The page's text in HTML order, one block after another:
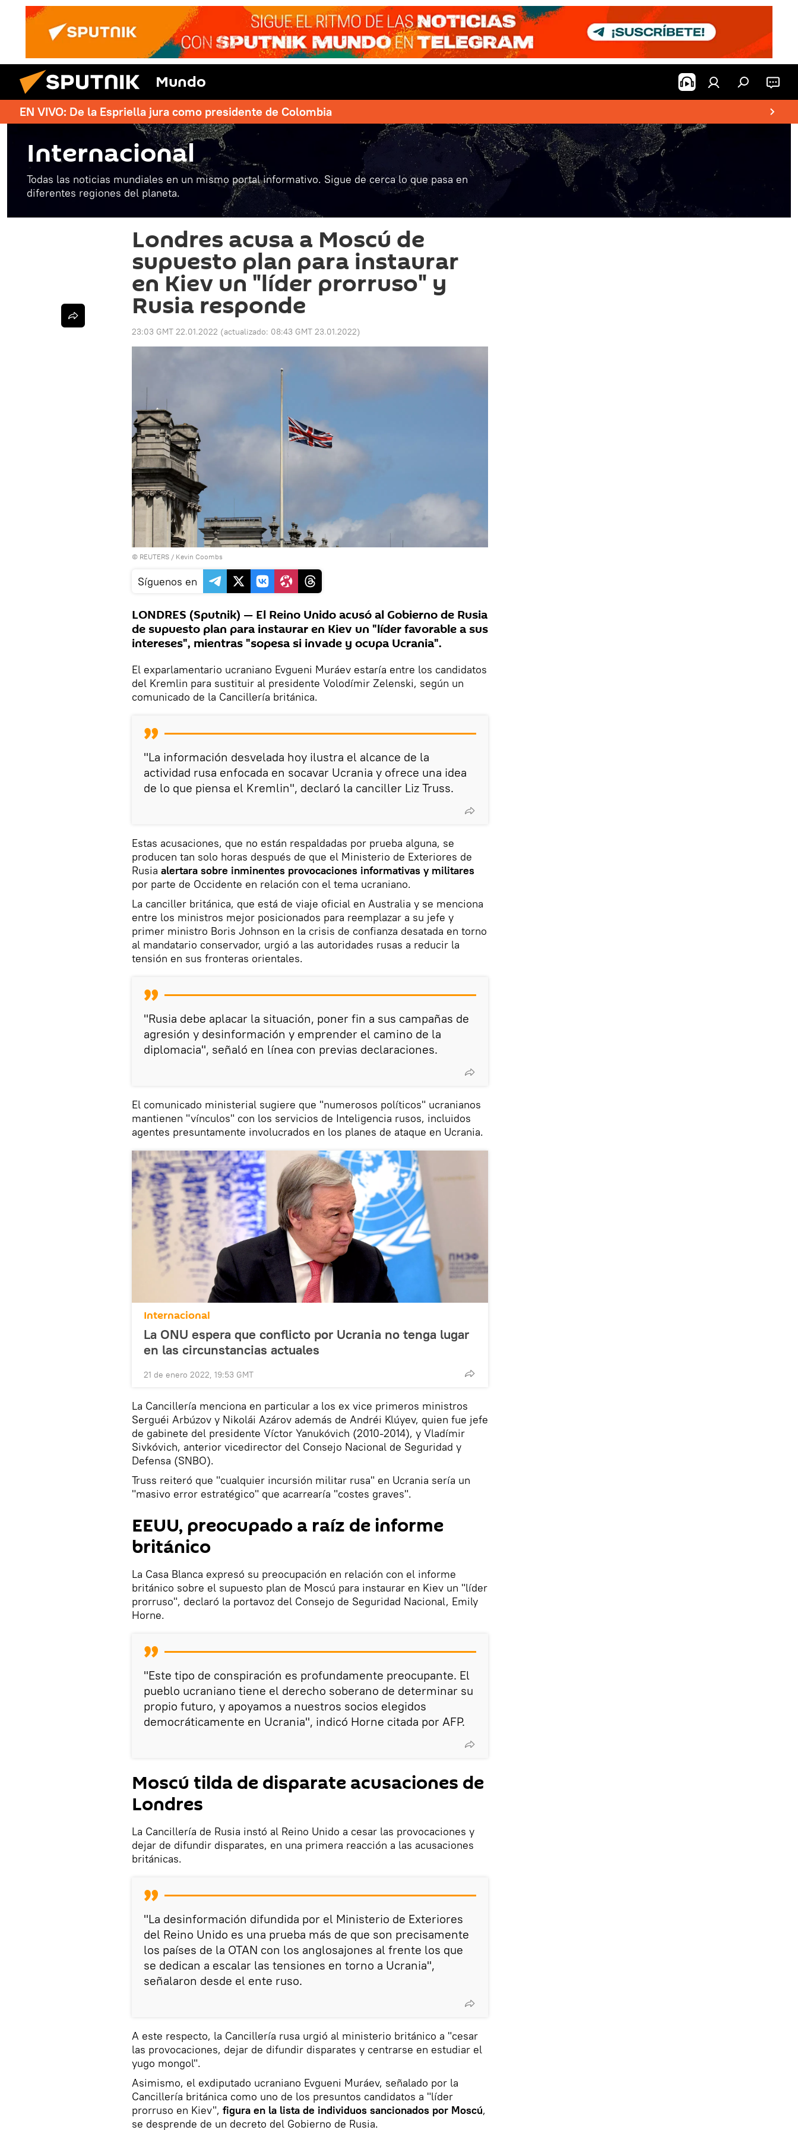
Mundo
EN VIVO: De la Espriella jura como presidente de Colombia
Internacional
Todas las noticias mundiales en un mismo portal informativo. Sigue de cerca lo que pasa en
diferentes regiones del planeta.
Londres acusa a Moscú de
supuesto plan para instaurar
en Kiev un "líder prorruso" y
Rusia responde
23:03 GMT 22.01.2022 (actualizado: 08:43 GMT 23.01.2022)
© REUTERS / Kevin Coombs
Síguenos en
LONDRES (Sputnik) — El Reino Unido acusó al Gobierno de Rusia
de supuesto plan para instaurar en Kiev un "líder favorable a sus
intereses", mientras "sopesa si invade y ocupa Ucrania".
El exparlamentario ucraniano Evgueni Muráev estaría entre los candidatos
del Kremlin para sustituir al presidente Volodímir Zelenski, según un
comunicado de la Cancillería británica.
"La información desvelada hoy ilustra el alcance de la
actividad rusa enfocada en socavar Ucrania y ofrece una idea
de lo que piensa el Kremlin", declaró la canciller Liz Truss.
Estas acusaciones, que no están respaldadas por prueba alguna, se
producen tan solo horas después de que el Ministerio de Exteriores de
Rusia alertara sobre inminentes provocaciones informativas y militares
por parte de Occidente en relación con el tema ucraniano.
La canciller británica, que está de viaje oficial en Australia y se menciona
entre los ministros mejor posicionados para reemplazar a su jefe y
primer ministro Boris Johnson en la crisis de confianza desatada en torno
al mandatario conservador, urgió a las autoridades rusas a reducir la
tensión en sus fronteras orientales.
"Rusia debe aplacar la situación, poner fin a sus campañas de
agresión y desinformación y emprender el camino de la
diplomacia", señaló en línea con previas declaraciones.
El comunicado ministerial sugiere que "numerosos políticos" ucranianos
mantienen "vínculos" con los servicios de Inteligencia rusos, incluidos
agentes presuntamente involucrados en los planes de ataque en Ucrania.
Internacional
La ONU espera que conflicto por Ucrania no tenga lugar
en las circunstancias actuales
21 de enero 2022, 19:53 GMT
La Cancillería menciona en particular a los ex vice primeros ministros
Serguéi Arbúzov y Nikolái Azárov además de Andréi Klúyev, quien fue jefe
de gabinete del presidente Víctor Yanukóvich (2010-2014), y Vladímir
Sivkóvich, anterior vicedirector del Consejo Nacional de Seguridad y
Defensa (SNBO).
Truss reiteró que "cualquier incursión militar rusa" en Ucrania sería un
"masivo error estratégico" que acarrearía "costes graves".
EEUU, preocupado a raíz de informe
británico
La Casa Blanca expresó su preocupación en relación con el informe
británico sobre el supuesto plan de Moscú para instaurar en Kiev un "líder
prorruso", declaró la portavoz del Consejo de Seguridad Nacional, Emily
Horne.
"Este tipo de conspiración es profundamente preocupante. El
pueblo ucraniano tiene el derecho soberano de determinar su
propio futuro, y apoyamos a nuestros socios elegidos
democráticamente en Ucrania", indicó Horne citada por AFP.
Moscú tilda de disparate acusaciones de
Londres
La Cancillería de Rusia instó al Reino Unido a cesar las provocaciones y
dejar de difundir disparates, en una primera reacción a las acusaciones
británicas.
"La desinformación difundida por el Ministerio de Exteriores
del Reino Unido es una prueba más de que son precisamente
los países de la OTAN con los anglosajones al frente los que
se dedican a escalar las tensiones en torno a Ucrania",
señalaron desde el ente ruso.
A este respecto, la Cancillería rusa urgió al ministerio británico a "cesar
las provocaciones, dejar de difundir disparates y centrarse en estudiar el
yugo mongol".
Asimismo, el exdiputado ucraniano Evgueni Muráev, señalado por la
Cancillería británica como uno de los presuntos candidatos a "líder
prorruso en Kiev", figura en la lista de individuos sancionados por Moscú,
se desprende de un decreto del Gobierno de Rusia.